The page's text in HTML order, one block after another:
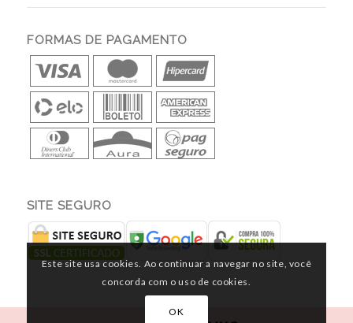
FORMAS DE PAGAMENTO
SITE SEGURO
Este site usa cookies. Ao continuar a navegar no site, você
concorda com o uso de cookies.
OK